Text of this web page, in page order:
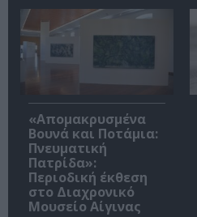
«Απομακρυσμένα
Βουνά και Ποτάμια:
Πνευματική
Πατρίδα»:
Περιοδική έκθεση
στο Διαχρονικό
Μουσείο Αίγινας